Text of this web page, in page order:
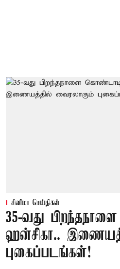
சினிமா செய்திகள்
35-வது
ஹன்சிகா..
புகைப்படங்கள்!